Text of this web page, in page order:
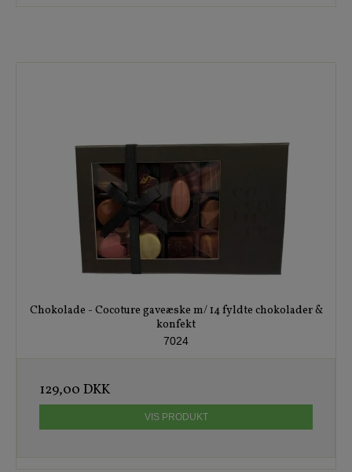
Chokolade - Cocoture gaveæske m/ 14 fyldte chokolader &
konfekt
7024
129,00 DKK
VIS PRODUKT